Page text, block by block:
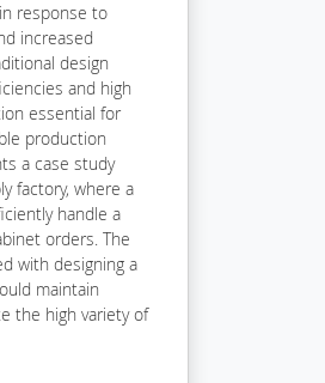
response to
increased
design
and high
essential for
production
a case study
factory, where a
handle a
orders. The
with designing a
maintain
the high variety of